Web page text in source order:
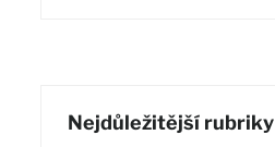
Nejdůležitější rubriky